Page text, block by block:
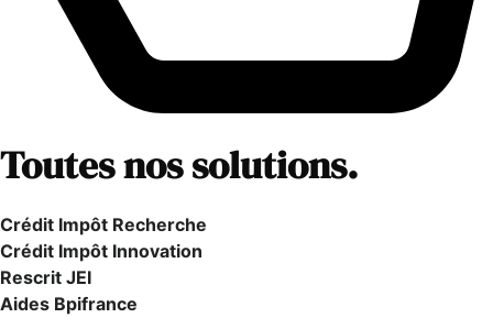
Toutes nos solutions.
Crédit Impôt Recherche
Crédit Impôt Innovation
Rescrit JEI
Aides Bpifrance